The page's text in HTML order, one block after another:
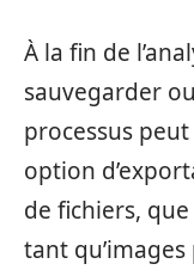
À la fin de
sauvegarder
processus
option
de fichiers, que
tant